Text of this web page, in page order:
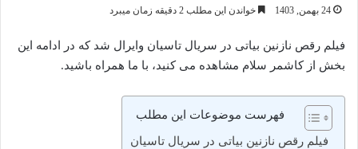
24 بهمن, 1403 خواندن این مطلب 2 دقیقه زمان میبرد
فیلم رقص نازنین بیاتی در سریال تاسیان وایرال شد که در ادامه این
بخش از کاشمر سلام مشاهده می کنید، با ما همراه باشید.
فهرست موضوعات این مطلب
فیلم رقص نازنین بیاتی در سریال تاسیان